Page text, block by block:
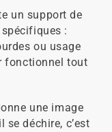
un support de
:
ou usage
fonctionnel tout
une image
se déchire, c’est